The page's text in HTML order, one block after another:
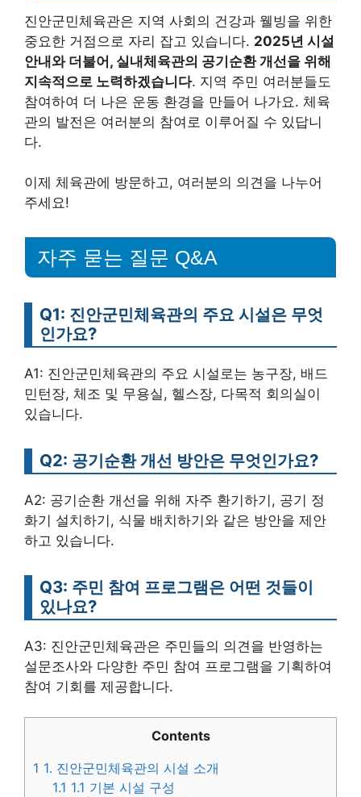
진안군민체육관은 지역 사회의 건강과 웰빙을 위한
중요한 거점으로 자리 잡고 있습니다. 2025년 시설
안내와 더불어, 실내체육관의 공기순환 개선을 위해
지속적으로 노력하겠습니다. 지역 주민 여러분들도
참여하여 더 나은 운동 환경을 만들어 나가요. 체육
관의 발전은 여러분의 참여로 이루어질 수 있답니
다.
이제 체육관에 방문하고, 여러분의 의견을 나누어
주세요!
자주 묻는 질문 Q&A
Q1: 진안군민체육관의 주요 시설은 무엇
인가요?
A1: 진안군민체육관의 주요 시설로는 농구장, 배드
민턴장, 체조 및 무용실, 헬스장, 다목적 회의실이
있습니다.
Q2: 공기순환 개선 방안은 무엇인가요?
A2: 공기순환 개선을 위해 자주 환기하기, 공기 정
화기 설치하기, 식물 배치하기와 같은 방안을 제안
하고 있습니다.
Q3: 주민 참여 프로그램은 어떤 것들이
있나요?
A3: 진안군민체육관은 주민들의 의견을 반영하는
설문조사와 다양한 주민 참여 프로그램을 기획하여
참여 기회를 제공합니다.
Contents
1 1. 진안군민체육관의 시설 소개
1.1 1.1 기본 시설 구성